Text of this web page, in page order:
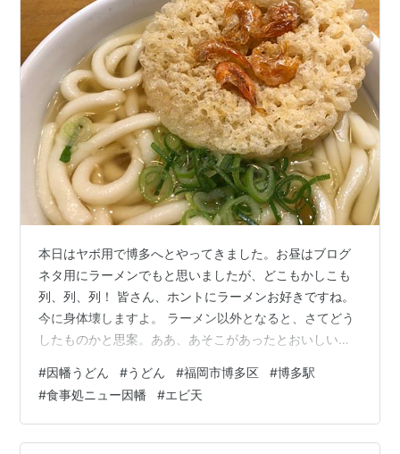
本日はヤボ用で博多へとやってきました。お昼はブログ
ネタ用にラーメンでもと思いましたが、どこもかしこも
列、列、列！ 皆さん、ホントにラーメンお好きですね。
今に身体壊しますよ。 ラーメン以外となると、さてどう
したものかと思案。ああ、あそこがあったとおいしいお
（因幡うどん）です。 店舗改装で店名が因幡うどんから
ニュー因幡へと変わった 福岡ではラーメンに負けず劣ら
ず、うどんも人気食。最近は讃岐系の硬い麺のうどん屋
さんも多数進出し人気を博していますが、福岡生まれの
#因幡うどん #うどん #福岡市博多区 #博多駅
#食事処ニュー因幡 #エビ天